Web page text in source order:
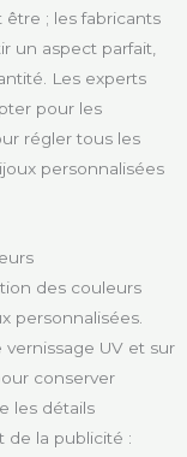
; les fabricants
un aspect parfait,
Les experts
pour les
régler tous les
personnalisées
des couleurs
personnalisées.
vernissage UV et sur
conserver
les détails
de la publicité :